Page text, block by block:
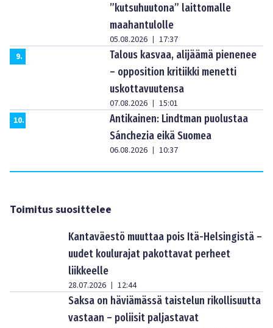
”kutsuhuutona” laittomalle
maahantulolle
05.08.2026 | 17:37
9.
Talous kasvaa, alijäämä pienenee
– opposition kritiikki menetti
uskottavuutensa
07.08.2026 | 15:01
10.
Antikainen: Lindtman puolustaa
Sánchezia eikä Suomea
06.08.2026 | 10:37
Toimitus suosittelee
Kantaväestö muuttaa pois Itä-Helsingistä –
uudet koulurajat pakottavat perheet
liikkeelle
28.07.2026 | 12:44
Saksa on häviämässä taistelun rikollisuutta
vastaan – poliisit paljastavat